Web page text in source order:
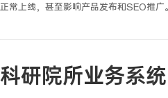
正常上线，甚至影响产品发布和SEO推